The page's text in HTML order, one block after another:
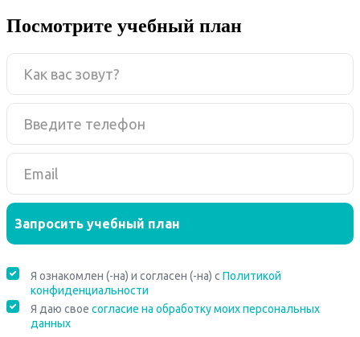
Посмотрите учебный план